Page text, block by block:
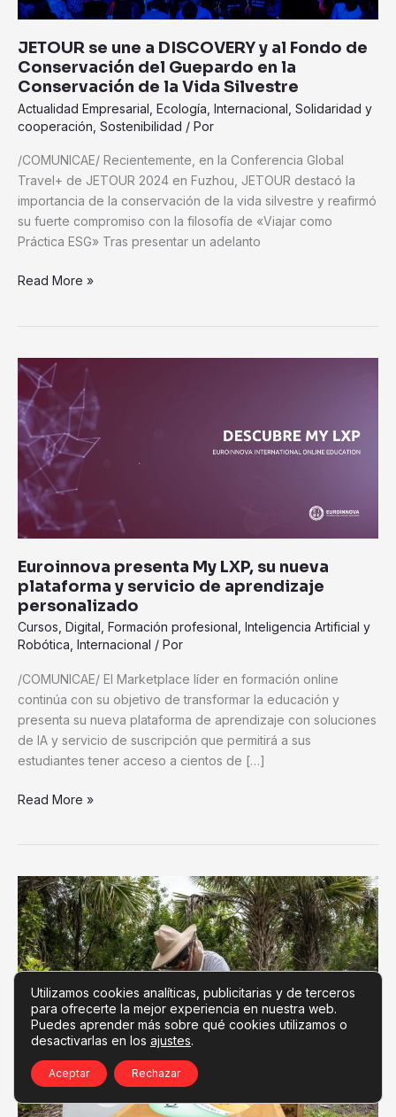
JETOUR se une a DISCOVERY y al Fondo de
Conservación del Guepardo en la
Conservación de la Vida Silvestre
Actualidad Empresarial Ecología Internacional Solidaridad y
cooperación Sostenibilidad / Por
/COMUNICAE/ Recientemente, en la Conferencia Global
Travel+ de JETOUR 2024 en Fuzhou, JETOUR destacó la
importancia de la conservación de la vida silvestre y reafirmó
su fuerte compromiso con la filosofía de «Viajar como
Práctica ESG» Tras presentar un adelanto
Guepardo
la
Conservación
de
la
Vida
Silvestre
Read More »
Euroinnova presenta My LXP, su nueva
plataforma y servicio de aprendizaje
personalizado
Cursos Digital Formación profesional Inteligencia Artificial y
Robótica Internacional / Por
/COMUNICAE/ El Marketplace líder en formación online
continúa con su objetivo de transformar la educación y
presenta su nueva plataforma de aprendizaje con soluciones
de IA y servicio de suscripción que permitirá a sus
estudiantes tener acceso a cientos de […]
Euroinnova
presenta
My
LXP,
su
nueva
plataforma
y
servicio
aprendizaje
personalizado
Read More »
Tío
Nacho
refuerza
su
compromiso
con
protección
de
las
abejas
Utilizamos cookies analíticas, publicitarias y de terceros
para ofrecerte la mejor experiencia en nuestra web.
Puedes aprender más sobre qué cookies utilizamos o
desactivarlas en los ajustes.
Aceptar Rechazar